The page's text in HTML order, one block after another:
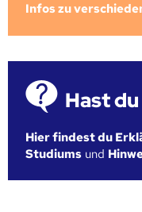
Infos zu
Hast
Hier findest du
Studiums und